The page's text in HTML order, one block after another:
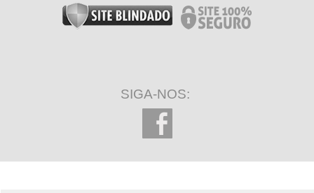
SIGA-NOS: